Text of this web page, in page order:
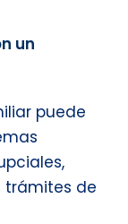
un
puede
trámites de